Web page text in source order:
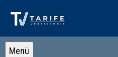
Menü